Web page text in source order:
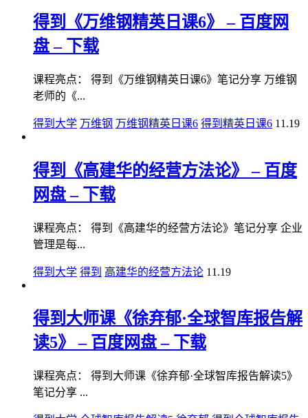
得到《万维钢精英日课6》 – 百度网
盘 – 下载
课程亮点： 得到《万维钢精英日课6》笔记分享 万维钢
老师的《...
得到大学 万维钢 万维钢精英日课6 得到精英日课6 11.19
得到《高建华的经营方法论》 – 百度
网盘 – 下载
课程亮点： 得到《高建华的经营方法论》笔记分享 企业
管理是每...
得到大学 得到 高建华的经营方法论 11.19
得到大师课《徐弃郁·全球智库报告解
读5》 – 百度网盘 – 下载
课程亮点： 得到大师课《徐弃郁·全球智库报告解读5》
笔记分享 ...